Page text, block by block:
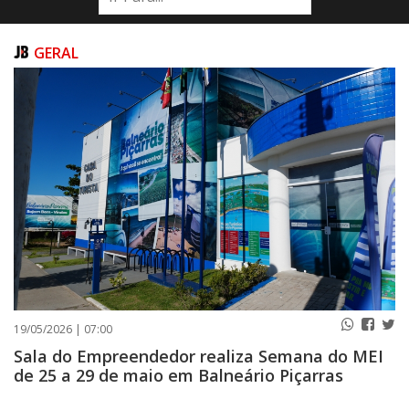
NOTÍCIAS
PUBLICAÇÕES LEGAIS
CONTATO
GERAL
19/05/2026 | 07:00
Sala do Empreendedor realiza Semana do MEI
de 25 a 29 de maio em Balneário Piçarras